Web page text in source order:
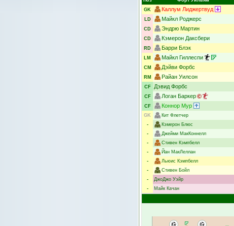
GK
Каллум Лиджертвуд
LD
Майкл Роджерс
CD
Эндрю Мартин
CD
Кэмерон Даксбери
RD
Барри Блэк
LM
Майкл Гиллеспи
CM
Дэйви Форбс
RM
Райан Уилсон
CF
Дэвид Форбс
CF
Логан Баркер
CF
Коннор Мур
GK
Кит Флетчер
-
Кэмерон Блюс
-
Джейми МакКоннелл
-
Стивен Кэмпбелл
-
Йан МакЛеллан
-
Льюис Кэмпбелл
-
Стивен Бойл
-
ДжоДжо Уэйр
-
Майк Качан